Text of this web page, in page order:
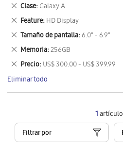
1artículo
Filtrar por
Clase Galaxy A
Eliminar
este
artículo
Feature HD Display
Eliminar
este
artículo
Tamaño de pantalla 6.0" - 6.9"
Eliminar
este
artículo
Memoria 256GB
Eliminar
este
artículo
Precio US$ 300.00 - US$ 399.99
Eliminar
este
artículo
Eliminar todo